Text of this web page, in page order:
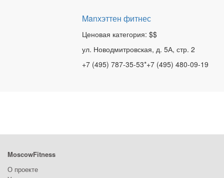
Manхэттен фитнес
Ценовая категория: $$
ул. Новодмитровская, д. 5А, стр. 2
+7 (495) 787-35-53*+7 (495) 480-09-19
MoscowFitness
О проекте